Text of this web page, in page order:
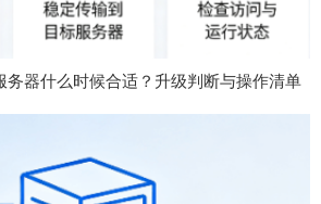
务器什么时候合适？升级判断与操作清单